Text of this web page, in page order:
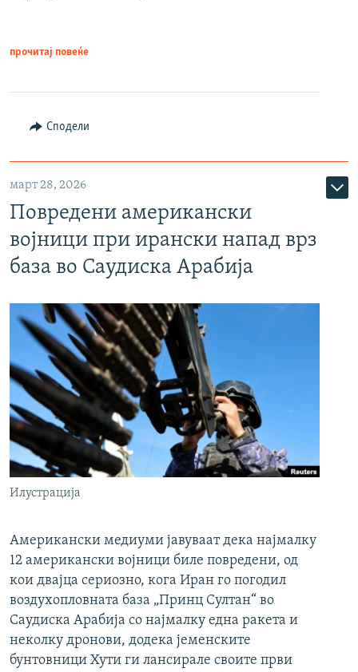
прочитај повеќе
Сподели
март 28, 2026
Повредени американски
војници при ирански напад врз
база во Саудиска Арабија
Илустрација
Американски медиуми јавуваат дека најмалку
12 американски војници биле повредени, од
кои двајца сериозно, кога Иран го погодил
воздухопловната база „Принц Султан“ во
Саудиска Арабија со најмалку една ракета и
неколку дронови, додека јеменските
бунтовници Хути ги лансирале своите први